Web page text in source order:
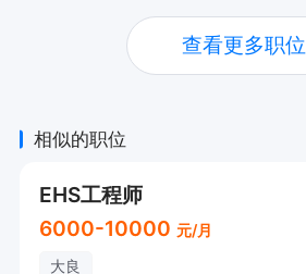
查看更多职位
相似的职位
EHS工程师
6000-10000 元/月
大良